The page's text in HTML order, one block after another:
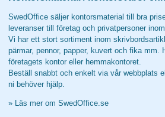
SwedOffice säljer kontorsmaterial till bra
leveranser till företag och privatpersoner
Vi har ett stort sortiment inom
pärmar, pennor, papper, kuvert och fika mm.
företagets kontor eller hemmakontoret.
Beställ snabbt och enkelt via vår webbplats
ni behöver hjälp.
» Läs mer om SwedOffice.se